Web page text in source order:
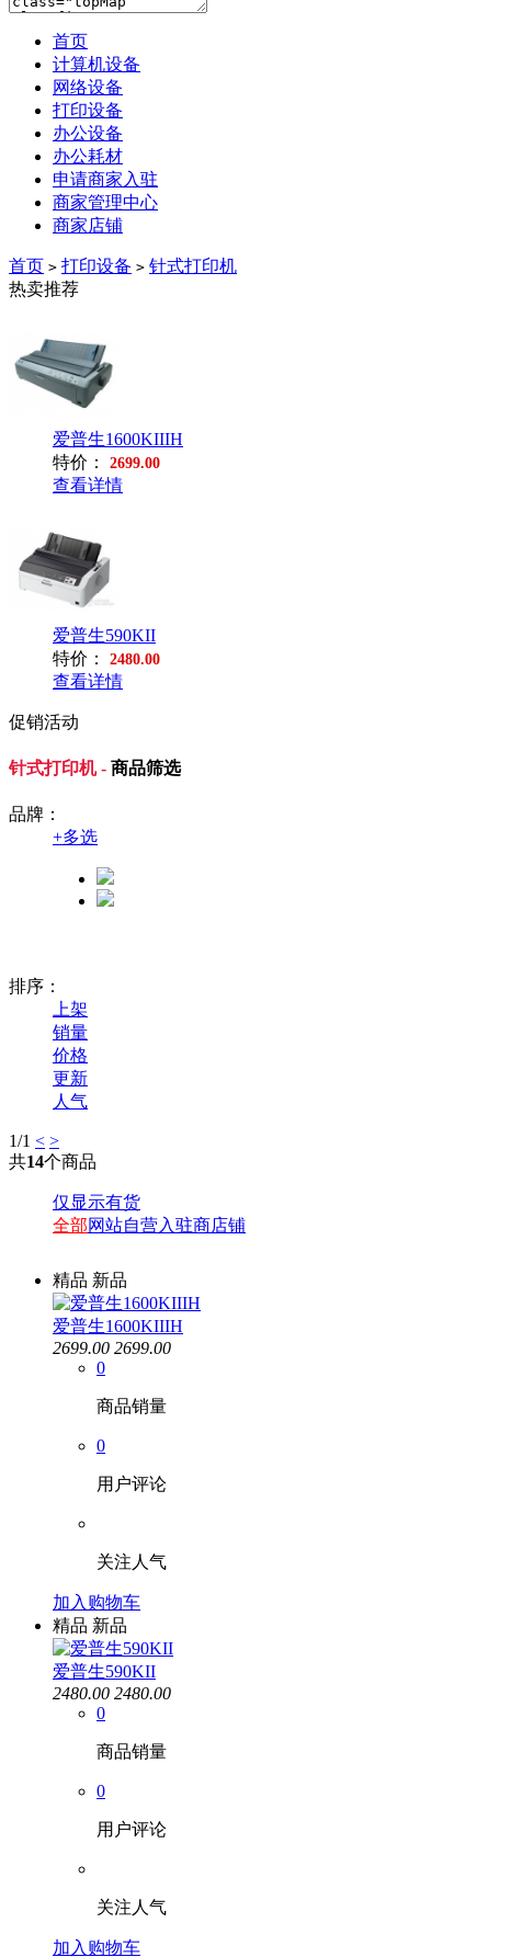
首页
计算机设备
网络设备
打印设备
办公设备
办公耗材
申请商家入驻
商家管理中心
商家店铺
首页 > 打印设备 > 针式打印机
热卖推荐
爱普生1600KIIIH
特价：
2699.00
查看详情
爱普生590KII
特价：
2480.00
查看详情
促销活动
针式打印机 - 商品筛选
品牌：
+多选
排序：
上架
销量
价格
更新
人气
1/1 < >
共14个商品
仅显示有货
全部网站自营入驻商店铺
精品 新品
爱普生1600KIIIH
2699.00 2699.00
0
商品销量
0
用户评论
关注人气
加入购物车
精品 新品
爱普生590KII
2480.00 2480.00
0
商品销量
0
用户评论
关注人气
加入购物车